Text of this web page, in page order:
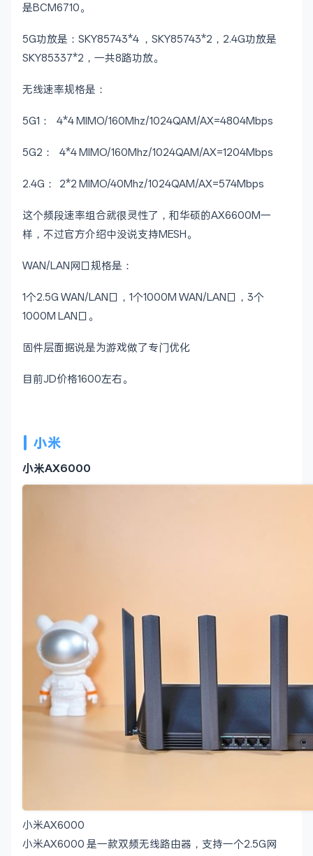
是BCM6710。
5G功放是：SKY85743*4 ，SKY85743*2，2.4G功放是
SKY85337*2，一共8路功放。
无线速率规格是：
5G1： 4*4 MIMO/160Mhz/1024QAM/AX=4804Mbps
5G2： 4*4 MIMO/160Mhz/1024QAM/AX=1204Mbps
2.4G： 2*2 MIMO/40Mhz/1024QAM/AX=574Mbps
这个频段速率组合就很灵性了，和华硕的AX6600M一
样，不过官方介绍中没说支持MESH。
WAN/LAN网口规格是：
1个2.5G WAN/LAN口，1个1000M WAN/LAN口，3个
1000M LAN口。
固件层面据说是为游戏做了专门优化
目前JD价格1600左右。
小米
小米AX6000
小米AX6000
小米AX6000 是一款双频无线路由器，支持一个2.5G网